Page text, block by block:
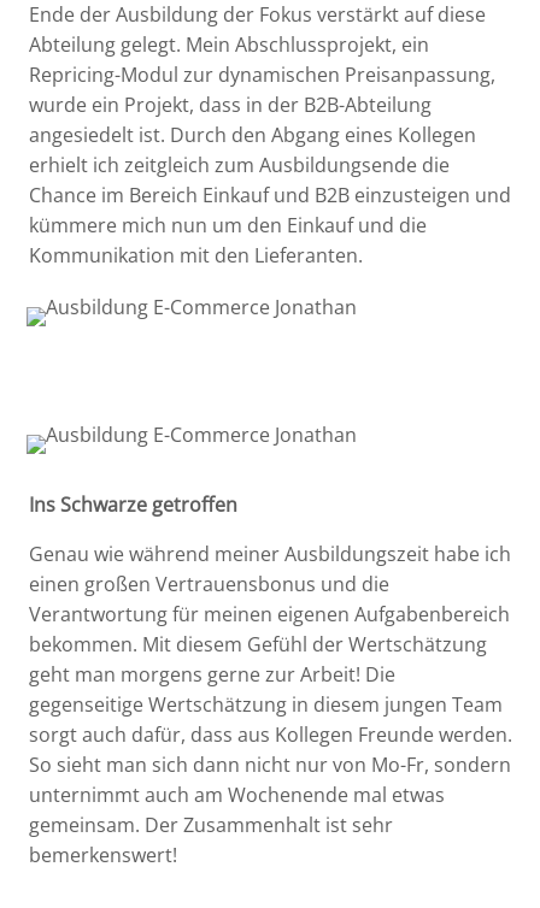
Ende der Ausbildung der Fokus verstärkt auf diese
Abteilung gelegt. Mein Abschlussprojekt, ein
Repricing-Modul zur dynamischen Preisanpassung,
wurde ein Projekt, dass in der B2B-Abteilung
angesiedelt ist. Durch den Abgang eines Kollegen
erhielt ich zeitgleich zum Ausbildungsende die
Chance im Bereich Einkauf und B2B einzusteigen und
kümmere mich nun um den Einkauf und die
Kommunikation mit den Lieferanten.
Ins Schwarze getroffen
Genau wie während meiner Ausbildungszeit habe ich
einen großen Vertrauensbonus und die
Verantwortung für meinen eigenen Aufgabenbereich
bekommen. Mit diesem Gefühl der Wertschätzung
geht man morgens gerne zur Arbeit! Die
gegenseitige Wertschätzung in diesem jungen Team
sorgt auch dafür, dass aus Kollegen Freunde werden.
So sieht man sich dann nicht nur von Mo-Fr, sondern
unternimmt auch am Wochenende mal etwas
gemeinsam. Der Zusammenhalt ist sehr
bemerkenswert!